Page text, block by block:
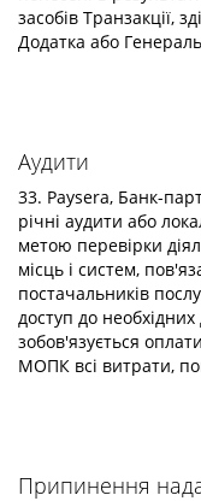
засобів Транзакції,
Додатка або
Аудити
33. Paysera, Банк-
річні аудити або
метою перевірки
місць і систем,
постачальників
доступ до
зобов'язується
МОПК всі витрати,
Припинення